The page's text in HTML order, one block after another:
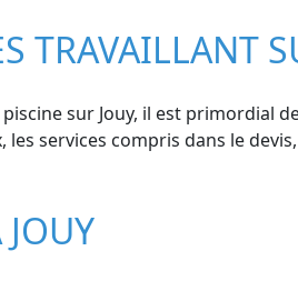
TRAVAILLANT
sur Jouy, il est primordial
services compris dans le